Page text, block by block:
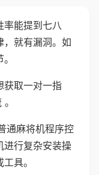
率能提到七八
，就有漏洞。如
获取一对一指
通麻将机程序控
进行复杂安装操
具。